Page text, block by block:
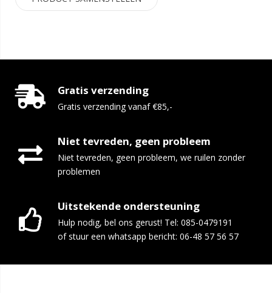
Gratis verzending
Gratis verzending vanaf €85,-
Niet tevreden, geen probleem
Niet tevreden, geen probleem, we ruilen zonder
problemen
Uitstekende ondersteuning
Hulp nodig, bel ons gerust! Tel: 085-0479191
of stuur een whatsapp bericht: 06-48 57 56 57